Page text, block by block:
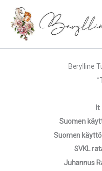
sisältöön
Berylline
lt
Suomen
Suomen
SVKL
Juhannus